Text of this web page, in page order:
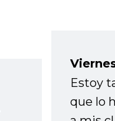
Estoy
que lo